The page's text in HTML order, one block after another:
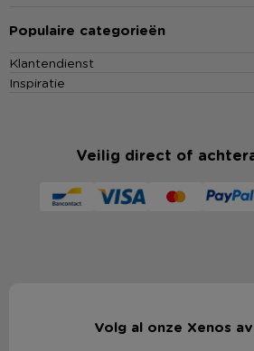
Populaire categorieën
Klantendienst
Inspiratie
Veilig direct of
Volg al onze Xenos